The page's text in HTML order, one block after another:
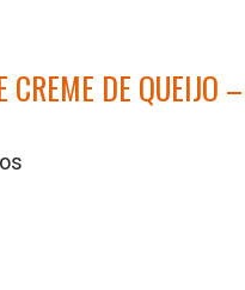
CREME DE QUEIJO